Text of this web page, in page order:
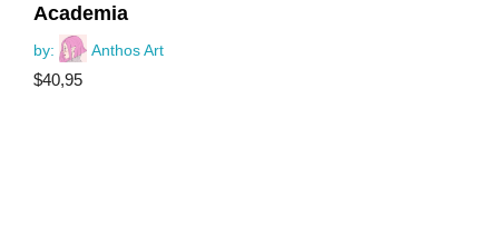
Academia
by: Anthos Art
$40,95